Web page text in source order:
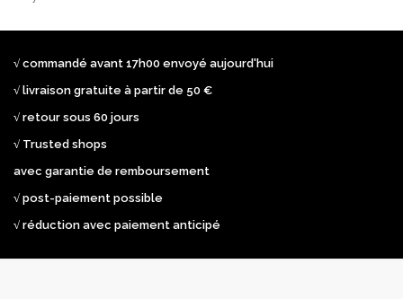
√ commandé avant 17h00 envoyé aujourd'hui
√ livraison gratuite à partir de 50 €
√ retour sous 60 jours
√ Trusted shops
avec garantie de remboursement
√ post-paiement possible
√ réduction avec paiement anticipé